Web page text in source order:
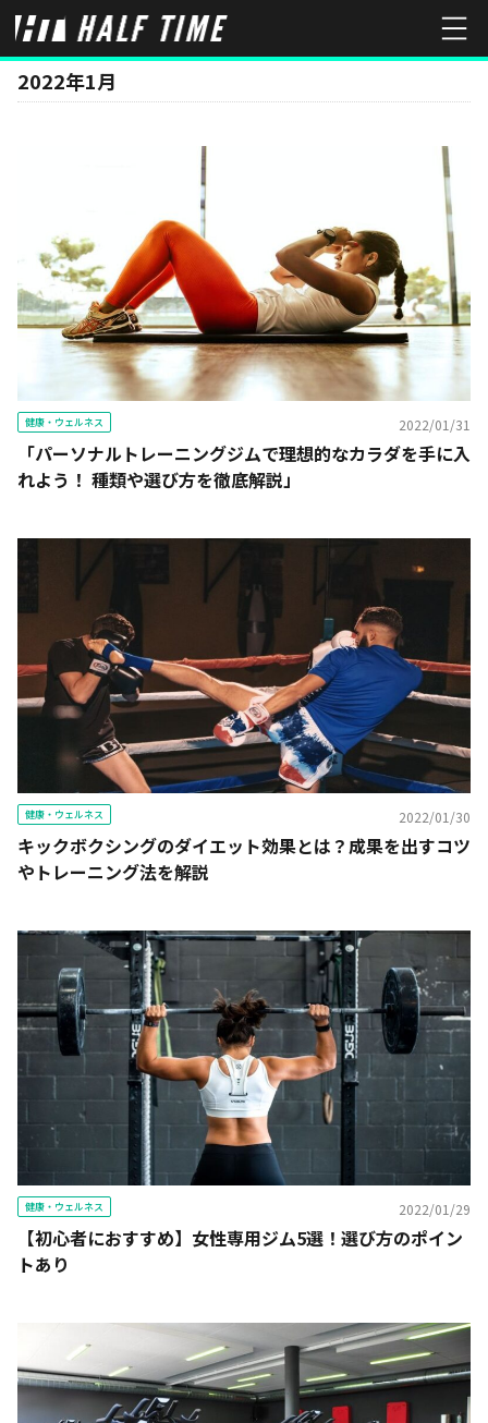
2022年1月
健康・ウェルネス 2022/01/31
「パーソナルトレーニングジムで理想的なカラダを手に入
れよう！ 種類や選び方を徹底解説」
健康・ウェルネス 2022/01/30
キックボクシングのダイエット効果とは？成果を出すコツ
やトレーニング法を解説
健康・ウェルネス 2022/01/29
【初心者におすすめ】女性専用ジム5選！選び方のポイン
トあり